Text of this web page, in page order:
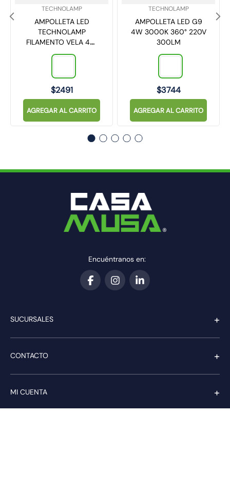
TECHNOLAMP
AMPOLLETA LED
TECHNOLAMP
FILAMENTO VELA 4W
3000K E14 380LM
$2491
AGREGAR AL CARRITO
TECHNOLAMP
AMPOLLETA LED G9
4W 3000K 360° 220V
300LM
$3744
AGREGAR AL CARRITO
Encuéntranos en:
SUCURSALES +
CONTACTO +
MI CUENTA +